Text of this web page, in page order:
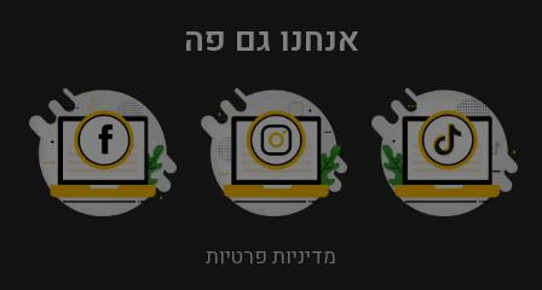
אנחנו גם פה
מדיניות פרטיות